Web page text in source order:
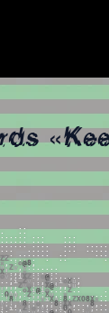
. ..
. . .
. . . . . . . . . . . .
...... .... ... .....
. . . . . . . . . . . . . . .
. , . . . . . . . . . .
ZZ....,. . .. .
x,. : o@8 ,
u , Zv,v:.
X!.,,x.......
o v ; . i X : ; o @; . .
, i .Zv . . Z, , i o X u ,
, , ; , Zv o ! ; ; X@! , i u .
!,;,.oXi@io...:Z.. .
: Ou u , :Z;;;Xu , . x,. . .
, !8 ! , , :, ; viXu : 8: ZXO8Xx . .
v;!,x8;;o,,;8:XX,..,8,..
: x i : Z ! o ; v . ; , i O ; . . . x ; . . .